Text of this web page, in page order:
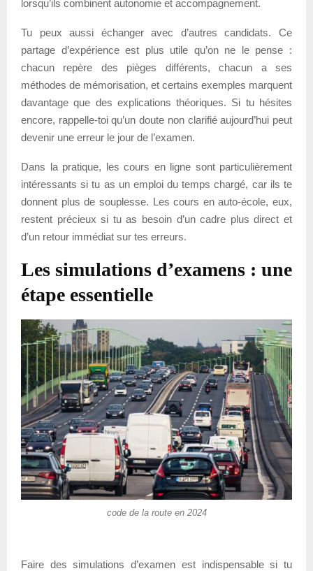
lorsqu’ils combinent autonomie et accompagnement.
Tu peux aussi échanger avec d’autres candidats. Ce
partage d’expérience est plus utile qu’on ne le pense :
chacun repère des pièges différents, chacun a ses
méthodes de mémorisation, et certains exemples marquent
davantage que des explications théoriques. Si tu hésites
encore, rappelle-toi qu’un doute non clarifié aujourd’hui peut
devenir une erreur le jour de l’examen.
Dans la pratique, les cours en ligne sont particulièrement
intéressants si tu as un emploi du temps chargé, car ils te
donnent plus de souplesse. Les cours en auto-école, eux,
restent précieux si tu as besoin d’un cadre plus direct et
d’un retour immédiat sur tes erreurs.
Les simulations d’examens : une
étape essentielle
code de la route en 2024
Faire des simulations d’examen est indispensable si tu